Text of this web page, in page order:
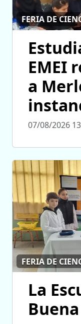
FERIA DE
EMEI
a
07/08/2026
FERIA DE
La